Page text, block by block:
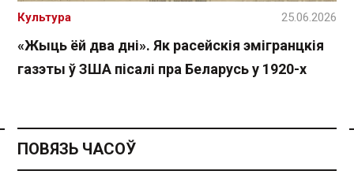
Спасылка без VPN
«Жыць ёй два дні». Як расейскія эмігранцкія
газэты ў ЗША пісалі пра Беларусь у 1920-х
Культура 25.06.2026
ПОВЯЗЬ ЧАСОЎ